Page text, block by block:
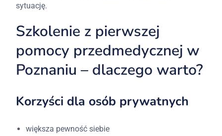
sytuację.
Szkolenie z pierwszej
pomocy przedmedycznej w
Poznaniu – dlaczego warto?
Korzyści dla osób prywatnych
większa pewność siebie